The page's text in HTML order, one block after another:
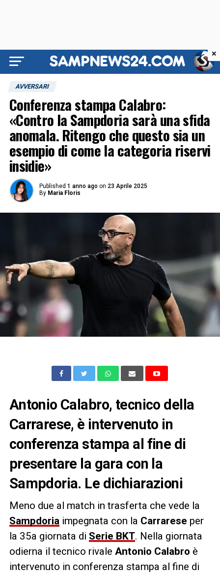
AVVERSARI
Conferenza stampa Calabro:
«Contro la Sampdoria sarà una sfida
anomala. Ritengo che questo sia un
esempio di come la categoria riservi
insidie»
Published 1 anno ago on 23 Aprile 2025
By Maria Floris
Antonio Calabro, tecnico della
Carrarese, è intervenuto in
conferenza stampa al fine di
presentare la gara con la
Sampdoria. Le dichiarazioni
Meno due al match in trasferta che vede la
Sampdoriaimpegnata con la Carrarese per
la 35a giornata di Serie BKT. Nella giornata
odierna il tecnico rivale Antonio Calabro è
intervenuto in conferenza stampa al fine di
×